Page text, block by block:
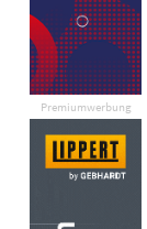
Premiumwerbung